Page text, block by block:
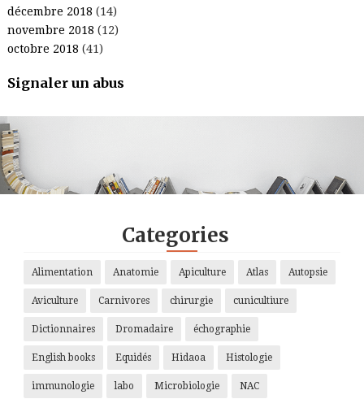
décembre 2018 (14)
novembre 2018 (12)
octobre 2018 (41)
Signaler un abus
.
.
.
.
Categories
Alimentation Anatomie Apiculture Atlas Autopsie
Aviculture Carnivores chirurgie cunicultiure
Dictionnaires Dromadaire échographie
English books Equidés Hidaoa Histologie
immunologie labo Microbiologie NAC